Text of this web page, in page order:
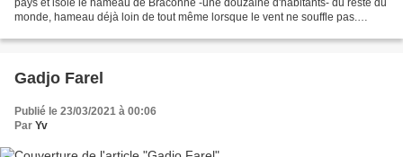
pays et isole le hameau de Braconne -une douzaine d'habitants- du reste du
monde, hameau déjà loin de tout même lorsque le vent ne souffle pas.
Gadjo Farel
Publié le 23/03/2021 à 00:06
Par Yv